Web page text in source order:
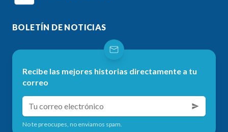
BOLETÍN DE NOTICIAS
Recibe las mejores historias directamente a tu
correo
No te preocupes, no enviamos spam.